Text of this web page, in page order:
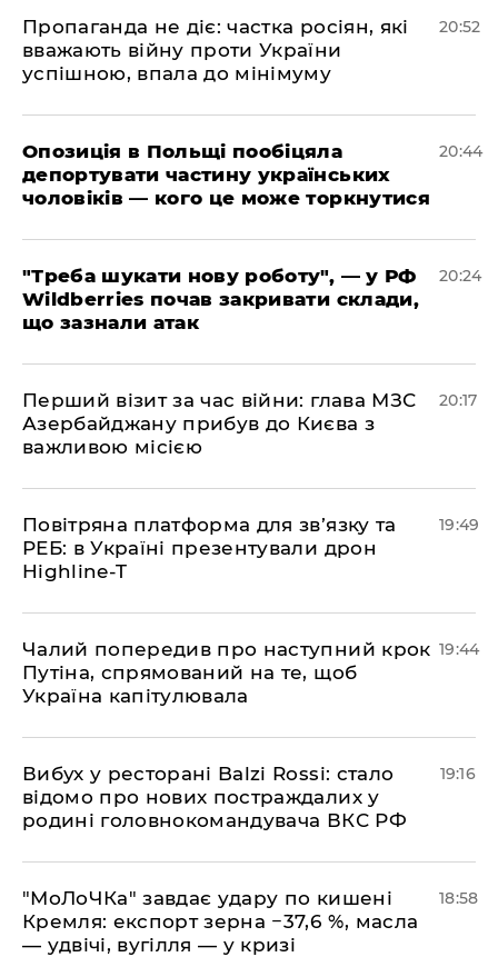
​Пропаганда не діє: частка росіян, які
вважають війну проти України
успішною, впала до мінімуму
20:52
​Опозиція в Польщі пообіцяла
депортувати частину українських
чоловіків — кого це може торкнутися
20:44
​"Треба шукати нову роботу", — у РФ
Wildberries почав закривати склади,
що зазнали атак
20:24
​Перший візит за час війни: глава МЗС
Азербайджану прибув до Києва з
важливою місією
20:17
​Повітряна платформа для зв’язку та
РЕБ: в Україні презентували дрон
Highline-T
19:49
​Чалий попередив про наступний крок
Путіна, спрямований на те, щоб
Україна капітулювала
19:44
​Вибух у ресторані Balzi Rossi: стало
відомо про нових постраждалих у
родині головнокомандувача ВКС РФ
19:16
​"МоЛоЧКа" завдає удару по кишені
Кремля: експорт зерна −37,6 %, масла
— удвічі, вугілля — у кризі
18:58